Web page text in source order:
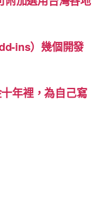
ins）幾個開發
年裡，為自己寫